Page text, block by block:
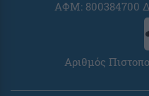
ΑΦΜ: 800384700
Αριθμός